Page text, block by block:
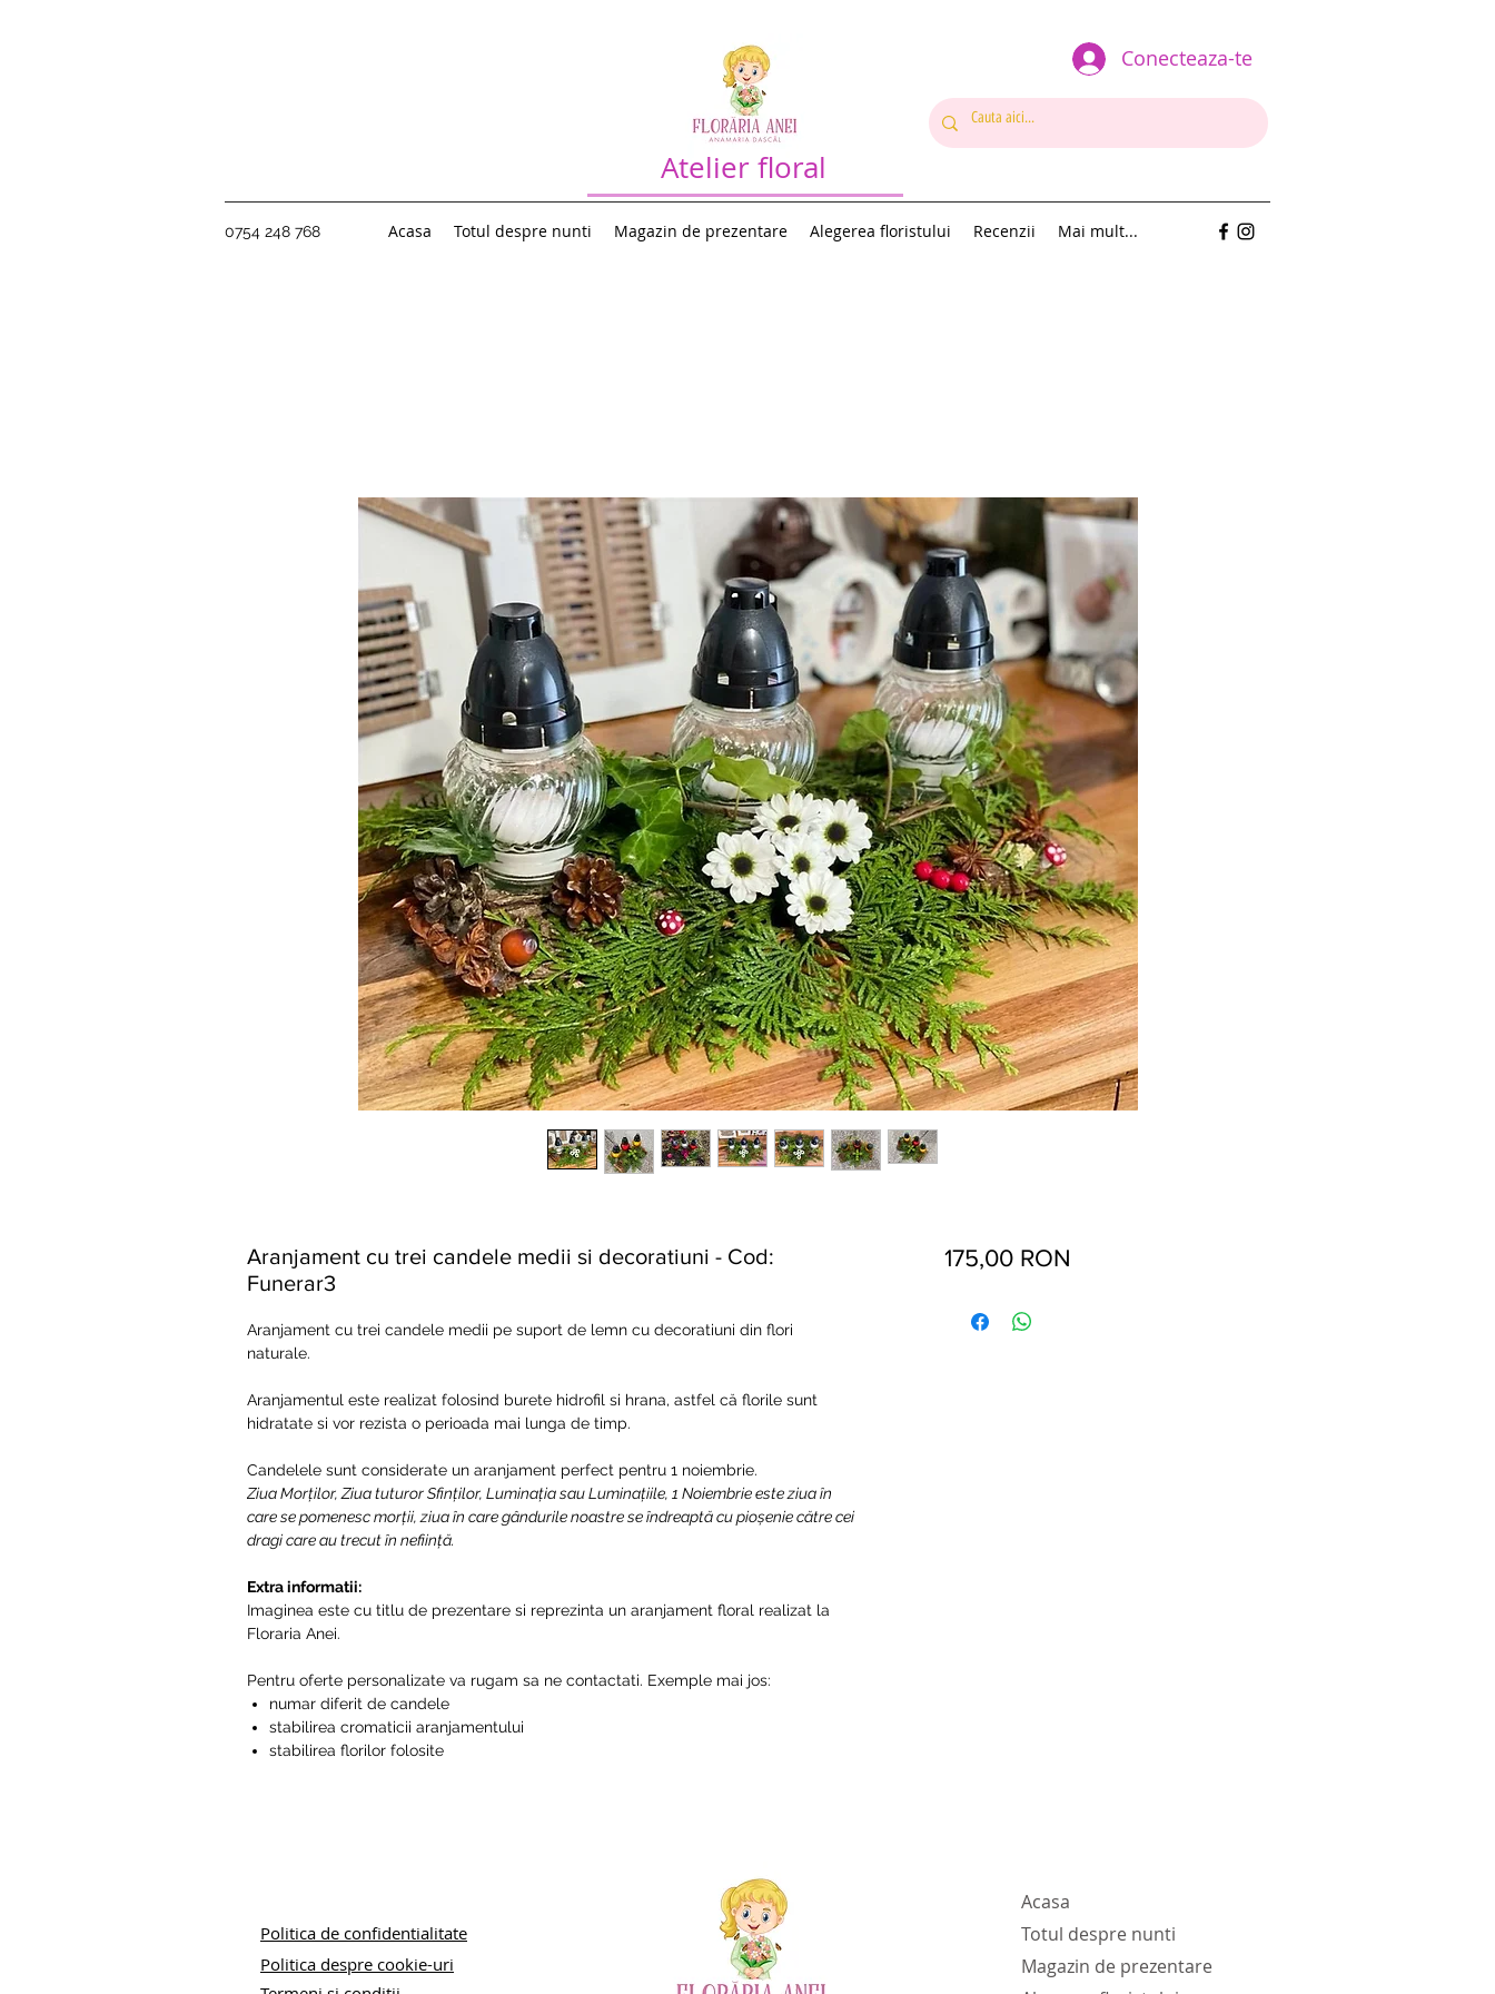
Atelier floral
Conecteaza-te
0754 248 768 Acasa Totul despre nunti Magazin de prezentare Alegerea floristului Recenzii Mai mult...
Aranjament cu trei candele medii si decoratiuni - Cod:
Funerar3
Aranjament cu trei candele medii pe suport de lemn cu decoratiuni din flori
naturale.
Aranjamentul este realizat folosind burete hidrofil si hrana, astfel că florile sunt
hidratate si vor rezista o perioada mai lunga de timp.
Candelele sunt considerate un aranjament perfect pentru 1 noiembrie.
Ziua Morţilor, Ziua tuturor Sfinţilor, Luminaţia sau Luminaţiile, 1 Noiembrie este ziua în
care se pomenesc morţii, ziua în care gândurile noastre se îndreaptă cu pioşenie către cei
dragi care au trecut în nefiinţă.
Extra informatii:
Imaginea este cu titlu de prezentare si reprezinta un aranjament floral realizat la
Floraria Anei.
Pentru oferte personalizate va rugam sa ne contactati. Exemple mai jos:
numar diferit de candele
stabilirea cromaticii aranjamentului
stabilirea florilor folosite
175,00 RON
Politica de confidentialitate
Politica despre cookie-uri
Acasa
Totul despre nunti
Magazin de prezentare